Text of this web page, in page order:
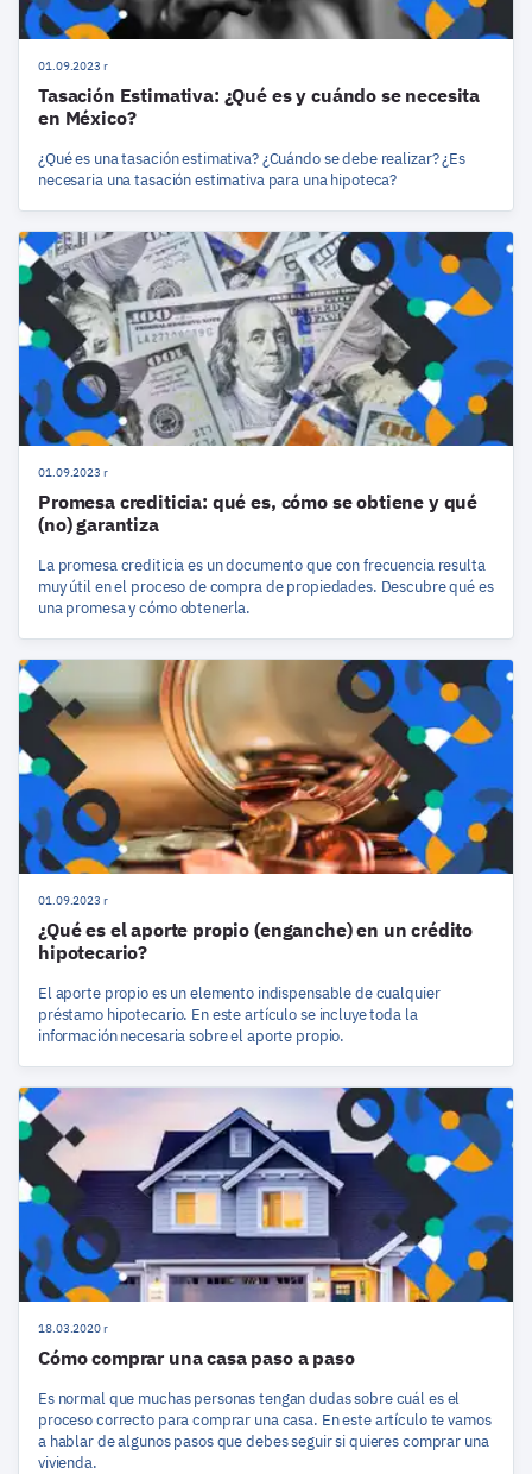
01.09.2023 r
Tasación Estimativa: ¿Qué es y cuándo se necesita
en México?
¿Qué es una tasación estimativa? ¿Cuándo se debe realizar? ¿Es
necesaria una tasación estimativa para una hipoteca?
01.09.2023 r
Promesa crediticia: qué es, cómo se obtiene y qué
(no) garantiza
La promesa crediticia es un documento que con frecuencia resulta
muy útil en el proceso de compra de propiedades. Descubre qué es
una promesa y cómo obtenerla.
01.09.2023 r
¿Qué es el aporte propio (enganche) en un crédito
hipotecario?
El aporte propio es un elemento indispensable de cualquier
préstamo hipotecario. En este artículo se incluye toda la
información necesaria sobre el aporte propio.
18.03.2020 r
Cómo comprar una casa paso a paso
Es normal que muchas personas tengan dudas sobre cuál es el
proceso correcto para comprar una casa. En este artículo te vamos
a hablar de algunos pasos que debes seguir si quieres comprar una
vivienda.